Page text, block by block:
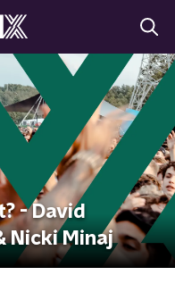
- David
Nicki Minaj